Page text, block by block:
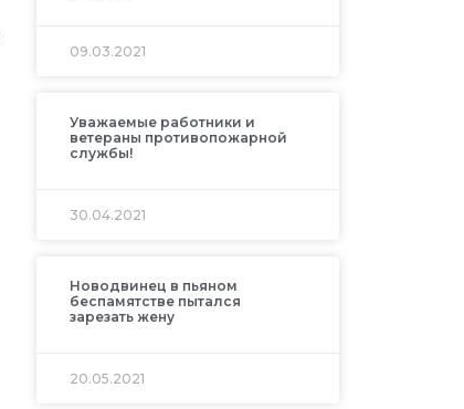
09.03.2021
Уважаемые работники и
ветераны противопожарной
службы!
30.04.2021
Новодвинец в пьяном
беспамятстве пытался
зарезать жену
20.05.2021